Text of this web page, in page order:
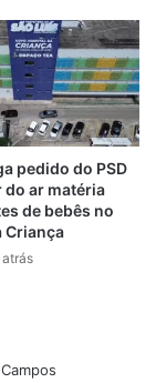
de vagas”
como
Oliveira e
Ferreira,
promessas
afirma:
pedido do PSD
do ar matéria
de bebês no
Criança
Campos